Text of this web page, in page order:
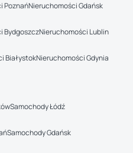
PoznańNieruchomości Gdańsk
BydgoszczNieruchomości Lublin
BiałystokNieruchomości Gdynia
Samochody Łódź
Samochody Gdańsk